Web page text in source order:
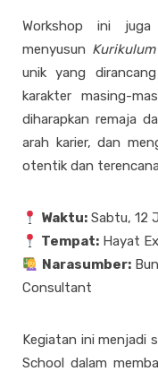
Workshop ini
menyusun
unik yang
karakter masing-
diharapkan remaja
arah karier, dan
otentik dan
Waktu: Sabtu, 12
Tempat: Hayat
Narasumber:
Consultant
Kegiatan ini menjadi
School dalam